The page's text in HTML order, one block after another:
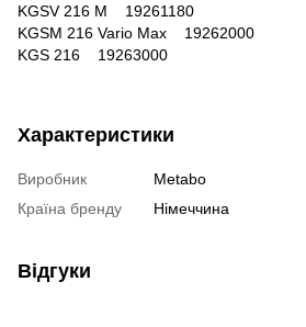
KGSV 216 M 19261180
KGSM 216 Vario Max 19262000
KGS 216 19263000
Характеристики
Виробник
Metabo
Країна бренду
Німеччина
Відгуки